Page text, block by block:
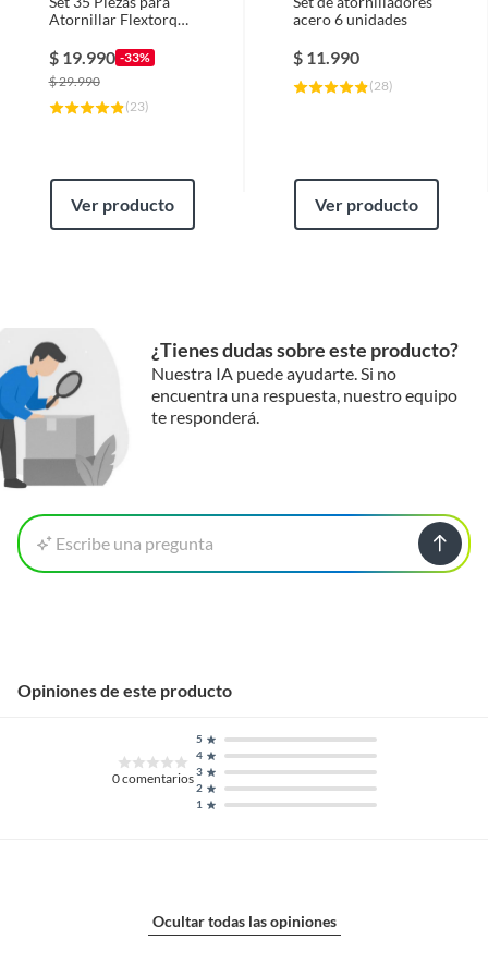
Atornillar Flextorq
$ 19.990 -33%
$29.990
(23)
Ver producto
acero 6 unidades
$ 11.990
(28)
Ver producto
¿Tienes dudas sobre este producto?
Nuestra IA puede ayudarte. Si no
encuentra una respuesta, nuestro equipo
te responderá.
Escribe una pregunta
Opiniones de este producto
0comentarios
1
2
3
4
5
Ocultar todas las opiniones